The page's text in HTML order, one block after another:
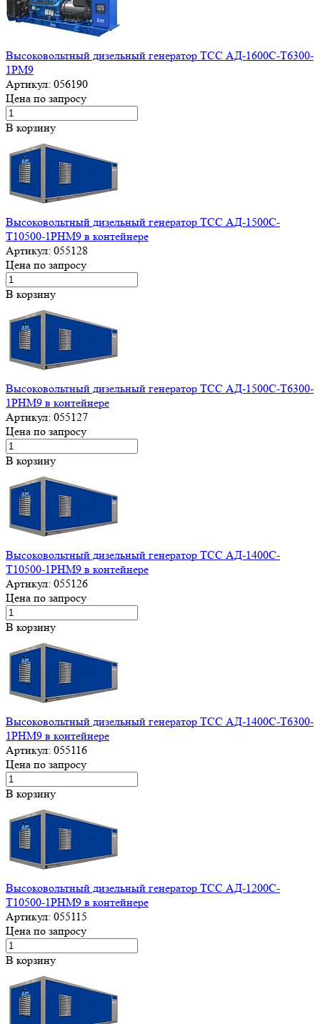
Высоковольтный дизельный генератор ТСС АД-1600С-Т6300-
1РМ9
Артикул: 056190
Цена по запросу
В корзину
Высоковольтный дизельный генератор ТСС АД-1500С-
Т10500-1РНМ9 в контейнере
Артикул: 055128
Цена по запросу
В корзину
Высоковольтный дизельный генератор ТСС АД-1500С-Т6300-
1РНМ9 в контейнере
Артикул: 055127
Цена по запросу
В корзину
Высоковольтный дизельный генератор ТСС АД-1400С-
Т10500-1РНМ9 в контейнере
Артикул: 055126
Цена по запросу
В корзину
Высоковольтный дизельный генератор ТСС АД-1400С-Т6300-
1РНМ9 в контейнере
Артикул: 055116
Цена по запросу
В корзину
Высоковольтный дизельный генератор ТСС АД-1200С-
Т10500-1РНМ9 в контейнере
Артикул: 055115
Цена по запросу
В корзину